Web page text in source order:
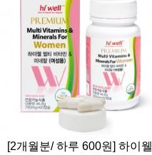
[2개월분/ 하루 600원] 하이웰